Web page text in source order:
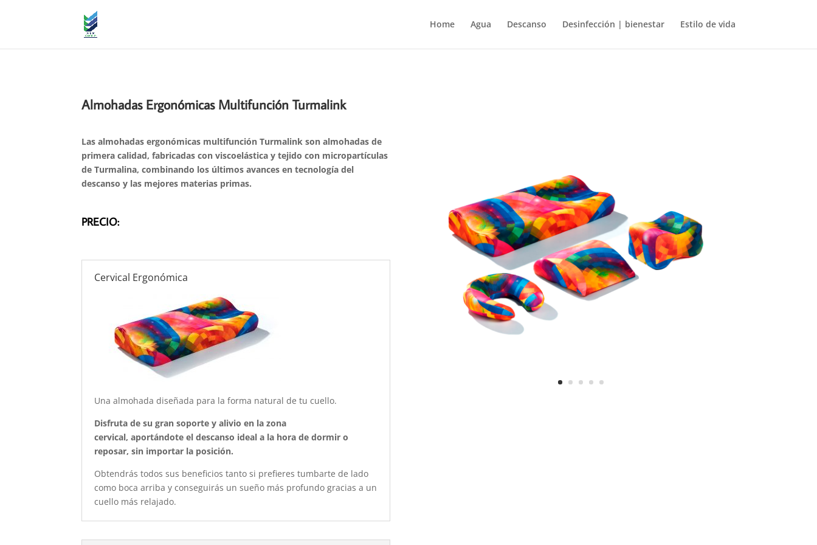
Home Agua Descanso Desinfección | bienestar Estilo de vida
Almohadas Ergonómicas Multifunción Turmalink
Las almohadas ergonómicas multifunción Turmalinkson almohadas de
primera calidad, fabricadas conviscoelásticay tejido con micropartículas
de Turmalina, combinando los últimos avances en tecnología del
descanso y las mejores materias primas.
PRECIO:
Cervical Ergonómica
Una almohada diseñada para la forma natural de tu cuello.
Disfruta de su gran soporte y alivio en la zona
cervical,aportándote el descanso ideal a la hora de dormir o
reposar, sin importar la posición.
Obtendrás todos sus beneficios tanto si prefieres tumbarte de lado
como boca arriba y conseguirás un sueño más profundo gracias a un
cuello más relajado.